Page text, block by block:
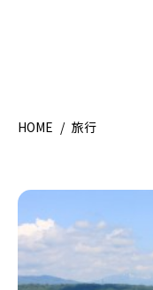
HOME
ライフスタイル
HOME / 旅行